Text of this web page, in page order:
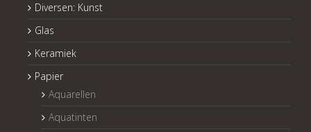
Diversen: Kunst
Glas
Keramiek
Papier
Aquarellen
Aquatinten